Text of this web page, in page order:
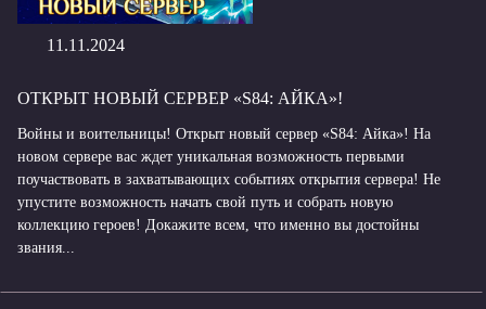
11.11.2024
ОТКРЫТ НОВЫЙ СЕРВЕР «S84: АЙКА»!
Войны и воительницы! Открыт новый сервер «S84: Айка»! На
новом сервере вас ждет уникальная возможность первыми
поучаствовать в захватывающих событиях открытия сервера! Не
упустите возможность начать свой путь и собрать новую
коллекцию героев! Докажите всем, что именно вы достойны
звания...